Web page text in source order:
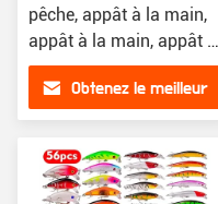
pêche, appât à la main,
appât à la main, appât à
la main.
Obtenez le meilleur